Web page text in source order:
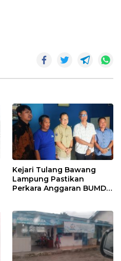
Kejari Tulang Bawang
Lampung Pastikan
Perkara Anggaran BUMD